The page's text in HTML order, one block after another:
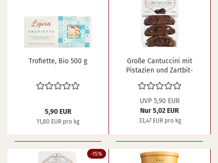
Tro­fi­et­te, Bio 500 g
5,90 EUR
11,80 EUR pro kg
Große Can­tuc­ci­ni mit
Pis­ta­zi­en und Zart­bit­
UVP 5,90 EUR
Nur 5,02 EUR
33,47 EUR pro kg
-15%